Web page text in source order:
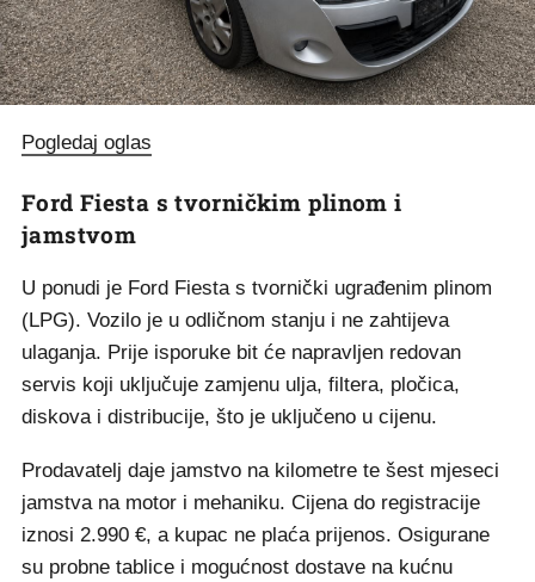
Pogledaj oglas
Ford Fiesta s tvorničkim plinom i
jamstvom
U ponudi je Ford Fiesta s tvornički ugrađenim plinom
(LPG). Vozilo je u odličnom stanju i ne zahtijeva
ulaganja. Prije isporuke bit će napravljen redovan
servis koji uključuje zamjenu ulja, filtera, pločica,
diskova i distribucije, što je uključeno u cijenu.
Prodavatelj daje jamstvo na kilometre te šest mjeseci
jamstva na motor i mehaniku. Cijena do registracije
iznosi 2.990 €, a kupac ne plaća prijenos. Osigurane
su probne tablice i mogućnost dostave na kućnu